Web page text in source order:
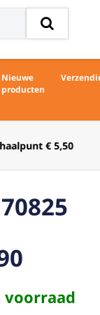
Nieuwe
producten
€ 5,50
voorraad